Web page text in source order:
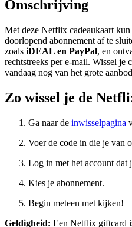
Omschrijving
Met deze Netflix cadeaukaart
doorlopend abonnement af te
zoals iDEAL en PayPal, en
rechtstreeks per e-mail. Wissel je
vandaag nog van het grote
Zo wissel je de
Ga naar de inwisselpagina
Voer de code in die je van
Log in met het account dat
Kies je abonnement.
Begin meteen met kijken!
Geldigheid: Een Netflix giftcard